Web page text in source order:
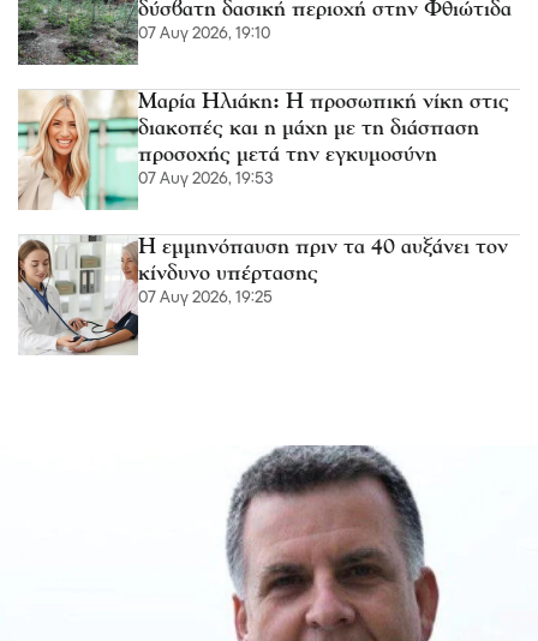
δύσβατη δασική περιοχή στην Φθιώτιδα
07 Αυγ 2026, 19:10
Μαρία Ηλιάκη: Η προσωπική νίκη στις
διακοπές και η μάχη με τη διάσπαση
προσοχής μετά την εγκυμοσύνη
07 Αυγ 2026, 19:53
Η εμμηνόπαυση πριν τα 40 αυξάνει τον
κίνδυνο υπέρτασης
07 Αυγ 2026, 19:25